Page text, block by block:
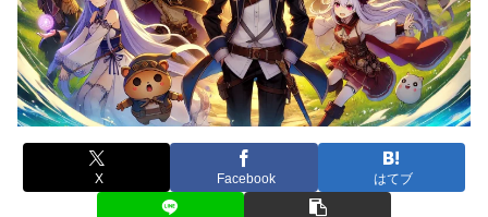
X Facebook はてブ